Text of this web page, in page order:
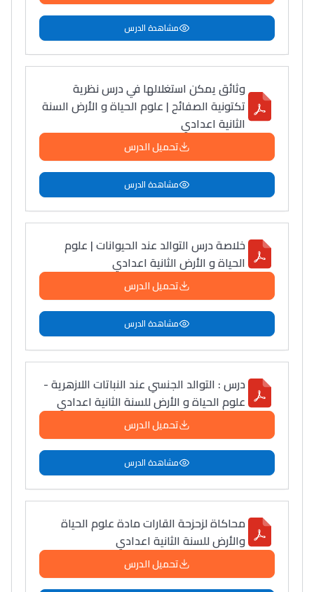
مشاهدة الدرس
وثائق يمكن استغلالها في درس نظرية
تكتونية الصفائح | علوم الحياة و الأرض السنة
الثانية اعدادي
تحميل الدرس
مشاهدة الدرس
خلاصة درس التوالد عند الحيوانات | علوم
الحياة و الأرض الثانية اعدادي
تحميل الدرس
مشاهدة الدرس
درس : التوالد الجنسي عند النباتات اللازهرية -
علوم الحياة و الأرض للسنة الثانية اعدادي
تحميل الدرس
مشاهدة الدرس
محاكاة لزحزحة القارات مادة علوم الحياة
والأرض للسنة الثانية اعدادي
تحميل الدرس